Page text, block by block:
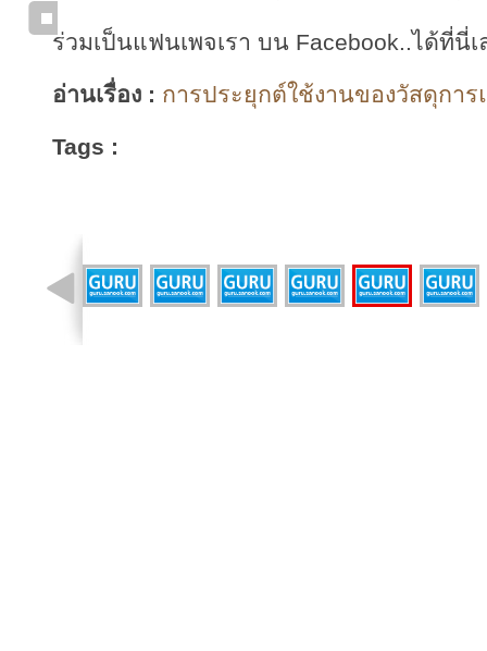
ร่วมเป็นแฟนเพจเรา บน Facebook..ได้ที่นี่เ
อ่านเรื่อง : การประยุกต์ใช้งานของวัสดุกา
Tags :